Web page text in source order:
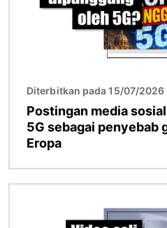
Diterbitkan pada 15/07/
Postingan media
5G sebagai penyebab
Eropa